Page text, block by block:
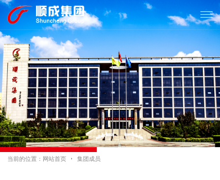

当前的位置： 网站首页  集团成员